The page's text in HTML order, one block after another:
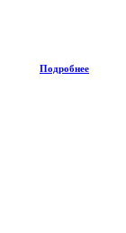
Подробнее